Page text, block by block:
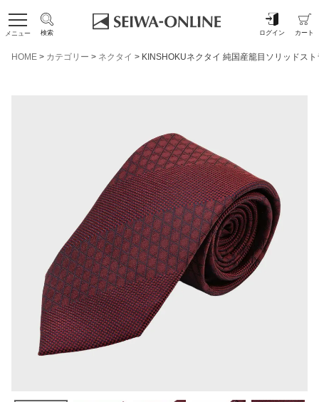
メニュー 検索 ログイン カート
HOME カテゴリー ネクタイ KINSHOKUネクタイ 純国産籠目ソリッドス